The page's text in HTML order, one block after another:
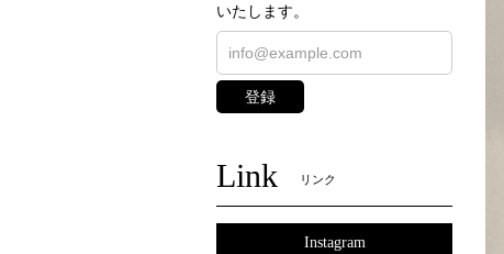
いたします。
登録
Link リンク
Instagram